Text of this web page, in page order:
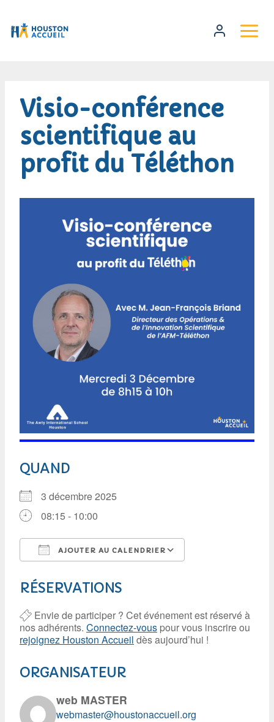
Visio-conférence
scientifique au
profit du Téléthon
QUAND
3 décembre 2025
08:15 - 10:00
AJOUTER AU CALENDRIER
RÉSERVATIONS
Envie de participer ? Cet événement est réservé à
nos adhérents. Connectez-vous pour vous inscrire ou
rejoignez Houston Accueil dès aujourd’hui !
ORGANISATEUR
web MASTER
webmaster@houstonaccueil.org